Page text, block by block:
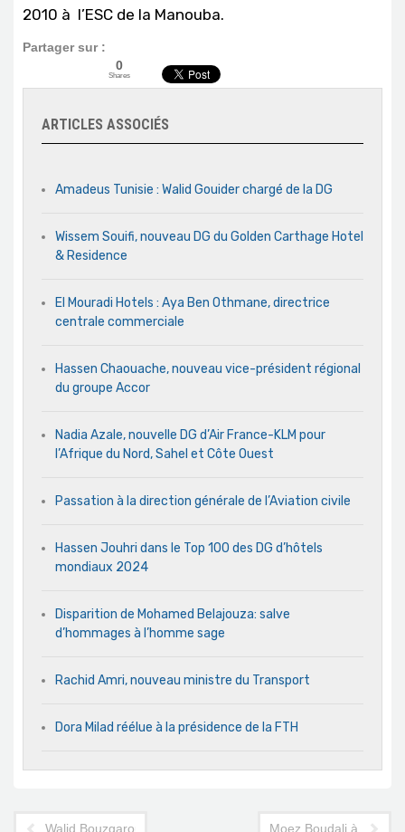
2010 à l’ESC de la Manouba.
Partager sur :
0
Shares
ARTICLES ASSOCIÉS
Amadeus Tunisie : Walid Gouider chargé de la DG
Wissem Souifi, nouveau DG du Golden Carthage Hotel
& Residence
El Mouradi Hotels : Aya Ben Othmane, directrice
centrale commerciale
Hassen Chaouache, nouveau vice-président régional
du groupe Accor
Nadia Azale, nouvelle DG d’Air France-KLM pour
l’Afrique du Nord, Sahel et Côte Ouest
Passation à la direction générale de l’Aviation civile
Hassen Jouhri dans le Top 100 des DG d’hôtels
mondiaux 2024
Disparition de Mohamed Belajouza: salve
d’hommages à l’homme sage
Rachid Amri, nouveau ministre du Transport
Dora Milad réélue à la présidence de la FTH
Walid Bouzgarou s'installe à Tripoli pour le compte d'Emirates
Moez Boudali à la